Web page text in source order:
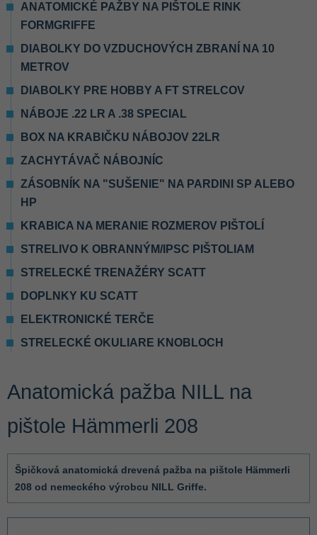
ANATOMICKÉ PAŽBY NA PIŠTOLE RINK
FORMGRIFFE
DIABOLKY DO VZDUCHOVÝCH ZBRANÍ NA 10
METROV
DIABOLKY PRE HOBBY A FT STRELCOV
NÁBOJE .22 LR A .38 SPECIAL
BOX NA KRABIČKU NÁBOJOV 22LR
ZACHYTÁVAČ NÁBOJNÍC
ZÁSOBNÍK NA "SUŠENIE" NA PARDINI SP ALEBO
HP
KRABICA NA MERANIE ROZMEROV PIŠTOLÍ
STRELIVO K OBRANNÝM/IPSC PIŠTOLIAM
STRELECKÉ TRENAŽÉRY SCATT
DOPLNKY KU SCATT
ELEKTRONICKÉ TERČE
STRELECKÉ OKULIARE KNOBLOCH
Anatomická pažba NILL na
pištole Hämmerli 208
Špičková anatomická drevená pažba na pištole Hämmerli
208 od nemeckého výrobcu NILL Griffe.